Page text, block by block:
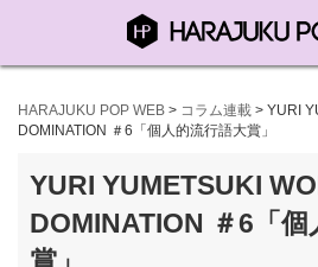
HARAJUKU POP WEB > コラム連載 > YURI
DOMINATION ＃6「個人的流行語大賞」
YURI YUMETSUKI
DOMINATION ＃6「個